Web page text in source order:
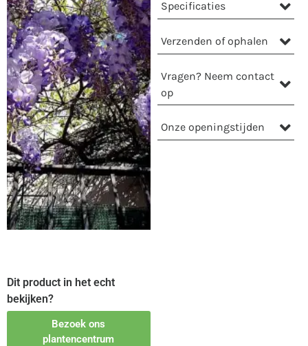
Dit product in het echt
bekijken?
Bezoek ons
plantencentrum
Specificaties
Verzenden of ophalen
Vragen? Neem contact
op
Onze openingstijden